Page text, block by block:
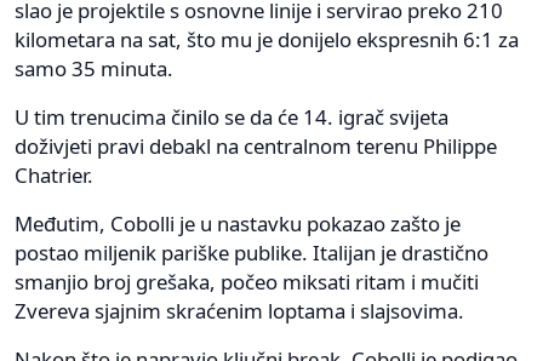
slao je projektile s osnovne linije i servirao preko 210
kilometara na sat, što mu je donijelo ekspresnih 6:1 za
samo 35 minuta.
U tim trenucima činilo se da će 14. igrač svijeta
doživjeti pravi debakl na centralnom terenu Philippe
Chatrier.
Međutim, Cobolli je u nastavku pokazao zašto je
postao miljenik pariške publike. Italijan je drastično
smanjio broj grešaka, počeo miksati ritam i mučiti
Zvereva sjajnim skraćenim loptama i slajsovima.